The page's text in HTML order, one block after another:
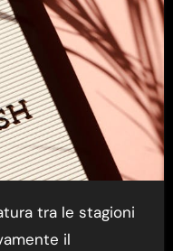
tra le stagioni
il